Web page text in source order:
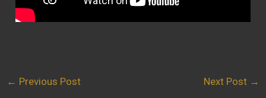
← Previous Post Next Post →